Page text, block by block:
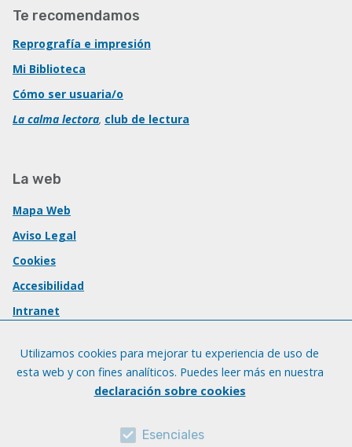
Te recomendamos
Reprografía e impresión
Mi Biblioteca
Cómo ser usuaria/o
La calma lectora, club de lectura
La web
Mapa Web
Aviso Legal
Cookies
Accesibilidad
Intranet
Utilizamos cookies para mejorar tu experiencia de uso de
esta web y con fines analíticos. Puedes leer más en nuestra
declaración sobre cookies
Esenciales